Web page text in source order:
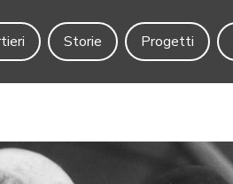
Storie Progetti